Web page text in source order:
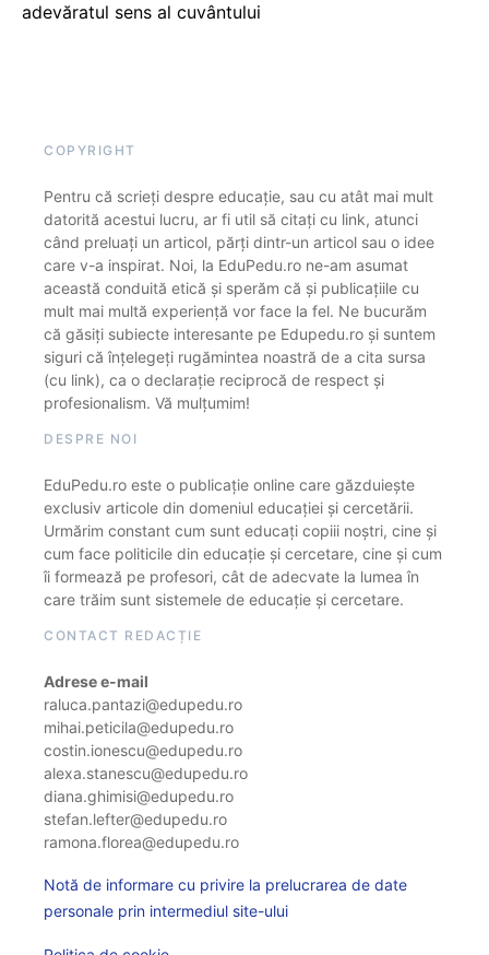
adevăratul sens al cuvântului
COPYRIGHT
Pentru că scrieți despre educație, sau cu atât mai mult
datorită acestui lucru, ar fi util să citați cu link, atunci
când preluați un articol, părți dintr-un articol sau o idee
care v-a inspirat. Noi, la EduPedu.ro ne-am asumat
această conduită etică și sperăm că și publicațiile cu
mult mai multă experiență vor face la fel. Ne bucurăm
că găsiți subiecte interesante pe Edupedu.ro și suntem
siguri că înțelegeți rugămintea noastră de a cita sursa
(cu link), ca o declarație reciprocă de respect și
profesionalism. Vă mulțumim!
DESPRE NOI
EduPedu.ro este o publicație online care găzduiește
exclusiv articole din domeniul educației și cercetării.
Urmărim constant cum sunt educați copiii noștri, cine și
cum face politicile din educație și cercetare, cine și cum
îi formează pe profesori, cât de adecvate la lumea în
care trăim sunt sistemele de educație și cercetare.
CONTACT REDACȚIE
Adrese e-mail
raluca.pantazi@edupedu.ro
mihai.peticila@edupedu.ro
costin.ionescu@edupedu.ro
alexa.stanescu@edupedu.ro
diana.ghimisi@edupedu.ro
stefan.lefter@edupedu.ro
ramona.florea@edupedu.ro
Notă de informare cu privire la prelucrarea de date
personale prin intermediul site-ului